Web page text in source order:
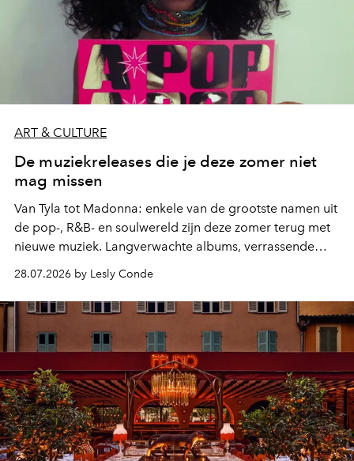
ART & CULTURE
De muziekreleases die je deze zomer niet
mag missen
Van Tyla tot Madonna: enkele van de grootste namen uit
de pop-, R&B- en soulwereld zijn deze zomer terug met
nieuwe muziek. Langverwachte albums, verrassende
comebacks en veelbelovende nieuwe projecten: dit zijn
de releases die je niet mag missen.
28.07.2026 by Lesly Conde